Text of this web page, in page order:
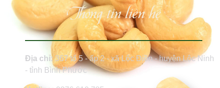
Thông tin liên hệ
Địa chỉ: 367 tổ 5 - ấp 2 - xã Lộc Điền - huyện Lộc Ninh
- tỉnh Bình Phước